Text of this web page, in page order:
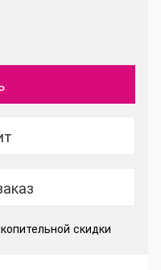
скидки